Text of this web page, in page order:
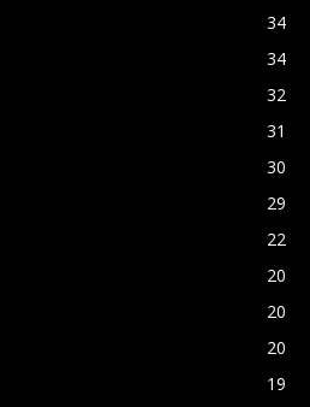
34
34
32
31
30
29
22
20
20
20
19